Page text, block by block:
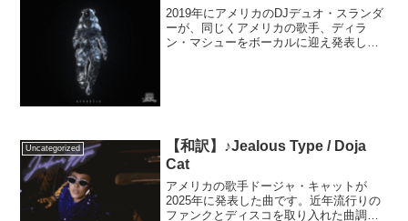
2019年にアメリカのDJデュオ・スランダ
ーが、同じくアメリカの歌手、ディラ
ン・マシューをボーカルに迎え発表した
Uncategorized
【和訳】♪Jealous Type / Doja
Cat
アメリカの歌手ドージャ・キャットが
2025年に発表した曲です。近年流行りの
ファンクとディスコを取り入れた曲調